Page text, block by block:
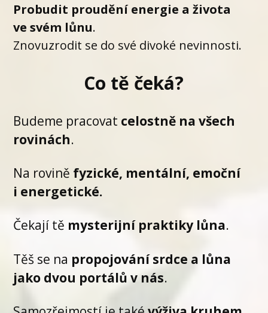
Probudit proudění energie a života
ve svém lůnu.
Znovuzrodit se do své divoké nevinnosti.
Co tě čeká?
Budeme pracovat celostně na všech
rovinách.
Na rovině fyzické, mentální, emoční
i energetické.
Čekají tě mysterijní praktiky lůna.
Těš se na propojování srdce a lůna
jako dvou portálů v nás.